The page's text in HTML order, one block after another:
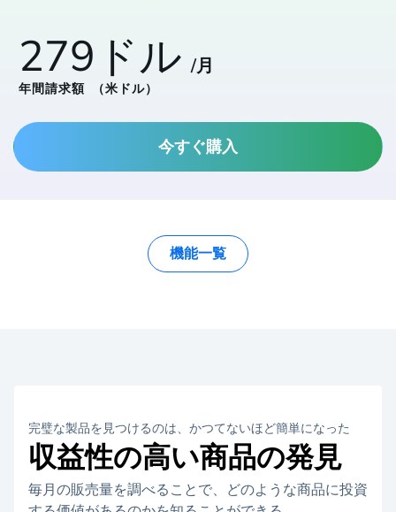
279ドル /月
年間請求額 （米ドル）
今すぐ購入
機能一覧
完璧な製品を見つけるのは、かつてないほど簡単になった
収益性の高い商品の発見
毎月の販売量を調べることで、どのような商品に投資